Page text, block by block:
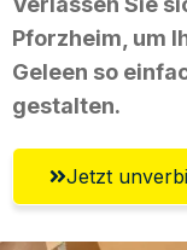
Pforzheim, um
Geleen so
gestalten.
Jetzt